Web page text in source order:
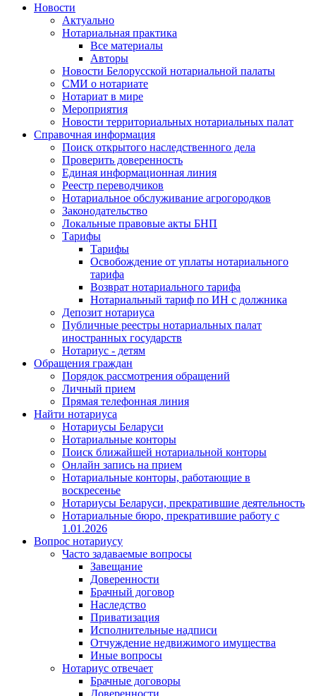
Новости
Актуально
Нотариальная практика
Все материалы
Авторы
Новости Белорусской нотариальной палаты
СМИ о нотариате
Нотариат в мире
Мероприятия
Новости территориальных нотариальных палат
Справочная информация
Поиск открытого наследственного дела
Проверить доверенность
Единая информационная линия
Реестр переводчиков
Нотариальное обслуживание агрогородков
Законодательство
Локальные правовые акты БНП
Тарифы
Тарифы
Освобождение от уплаты нотариального
тарифа
Возврат нотариального тарифа
Нотариальный тариф по ИН с должника
Депозит нотариуса
Публичные реестры нотариальных палат
иностранных государств
Нотариус - детям
Обращения граждан
Порядок рассмотрения обращений
Личный прием
Прямая телефонная линия
Найти нотариуса
Нотариусы Беларуси
Нотариальные конторы
Поиск ближайшей нотариальной конторы
Онлайн запись на прием
Нотариальные конторы, работающие в
воскресенье
Нотариусы Беларуси, прекратившие деятельность
Нотариальные бюро, прекратившие работу с
1.01.2026
Вопрос нотариусу
Часто задаваемые вопросы
Завещание
Доверенности
Брачный договор
Наследство
Приватизация
Исполнительные надписи
Отчуждение недвижимого имущества
Иные вопросы
Нотариус отвечает
Брачные договоры
Доверенности